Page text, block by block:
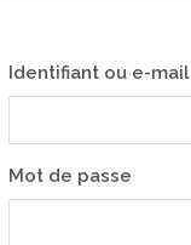
Identifiant ou e-mail
Mot de passe